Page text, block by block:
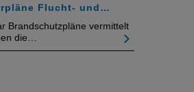
Flucht- und…
Brandschutzpläne vermittelt
die…